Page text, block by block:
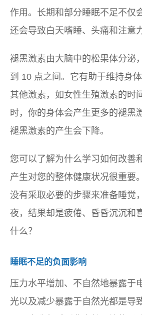
作用。长期和部分睡眠不足不仅
还会导致白天嗜睡、头痛和注意
褪黑激素由大脑中的松果体分泌
到 10 点之间。它有助于维持身
其他激素，如女性生殖激素的时
时，你的身体会产生更多的褪黑
褪黑激素的产生会下降。
您可以了解为什么学习如何改善
产生对您的整体健康状况很重要
没有采取必要的步骤来准备睡觉
夜，结果却是疲倦、昏昏沉沉和
什么？
睡眠不足的负面影响
压力水平增加、不自然地暴露于
光以及减少暴露于自然光都是导